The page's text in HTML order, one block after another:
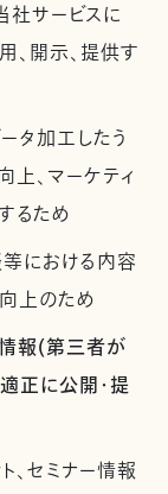
社サービスに
、開示、提供す
タ加工したう
上、マーケティ
るため
における内容
上のため
報(第三者が
正に公開・提
、セミナー情報